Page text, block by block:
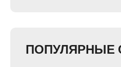
ПОПУЛЯРНЫЕ